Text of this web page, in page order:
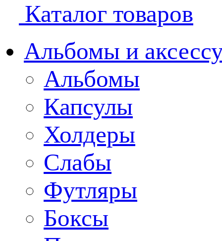
Каталог товаров
Альбомы и
Альбомы
Капсулы
Холдеры
Слабы
Футляры
Боксы